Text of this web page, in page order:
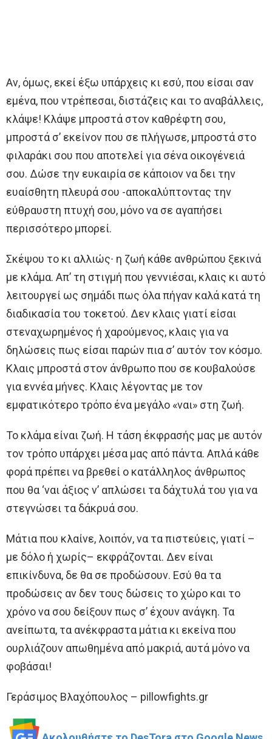
Αν, όμως, εκεί έξω υπάρχεις κι εσύ, που είσαι σαν
εμένα, που ντρέπεσαι, διστάζεις και το αναβάλλεις,
κλάψε! Κλάψε μπροστά στον καθρέφτη σου,
μπροστά σ’ εκείνον που σε πλήγωσε, μπροστά στο
φιλαράκι σου που αποτελεί για σένα οικογένειά
σου. Δώσε την ευκαιρία σε κάποιον να δει την
ευαίσθητη πλευρά σου -αποκαλύπτοντας την
εύθραυστη πτυχή σου, μόνο να σε αγαπήσει
περισσότερο μπορεί.
Σκέψου το κι αλλιώς∙ η ζωή κάθε ανθρώπου ξεκινά
με κλάμα. Απ’ τη στιγμή που γεννιέσαι, κλαις κι αυτό
λειτουργεί ως σημάδι πως όλα πήγαν καλά κατά τη
διαδικασία του τοκετού. Δεν κλαις γιατί είσαι
στεναχωρημένος ή χαρούμενος, κλαις για να
δηλώσεις πως είσαι παρών πια σ’ αυτόν τον κόσμο.
Κλαις μπροστά στον άνθρωπο που σε κουβαλούσε
για εννέα μήνες. Κλαις λέγοντας με τον
εμφατικότερο τρόπο ένα μεγάλο «ναι» στη ζωή.
Το κλάμα είναι ζωή. Η τάση έκφρασής μας με αυτόν
τον τρόπο υπάρχει μέσα μας από πάντα. Απλά κάθε
φορά πρέπει να βρεθεί ο κατάλληλος άνθρωπος
που θα ‘ναι άξιος ν’ απλώσει τα δάχτυλά του για να
στεγνώσει τα δάκρυά σου.
Μάτια που κλαίνε, λοιπόν, να τα πιστεύεις, γιατί –
με δόλο ή χωρίς– εκφράζονται. Δεν είναι
επικίνδυνα, δε θα σε προδώσουν. Εσύ θα τα
προδώσεις αν δεν τους δώσεις το χώρο και το
χρόνο να σου δείξουν πως σ’ έχουν ανάγκη. Τα
ανείπωτα, τα ανέκφραστα μάτια κι εκείνα που
ουρλιάζουν απωθημένα από μακριά, αυτά μόνο να
φοβάσαι!
Γεράσιμος Βλαχόπουλος – pillowfights.gr